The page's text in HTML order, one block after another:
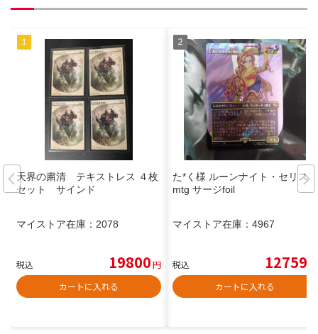
天界の粛清 テキストレス ４枚
セット サインド
マイストア在庫： 2078
税込 19800円
カートに入れる
た*く様 ルーンナイト・セリス
mtg サージfoil
マイストア在庫： 4967
税込 12759
カートに入れる